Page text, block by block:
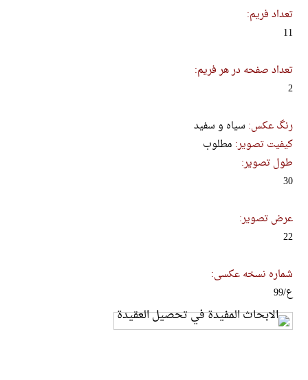
تعداد فریم:
11
تعداد صفحه در هر فریم:
2
رنگ عکس: سیاه و سفید
کیفیت تصویر: مطلوب
طول تصویر:
30
عرض تصویر:
22
شماره نسخه عکسی:
ع/99